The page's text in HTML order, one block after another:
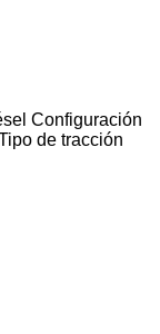
Configuración
de tracción